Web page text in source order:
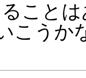
こと
こうか